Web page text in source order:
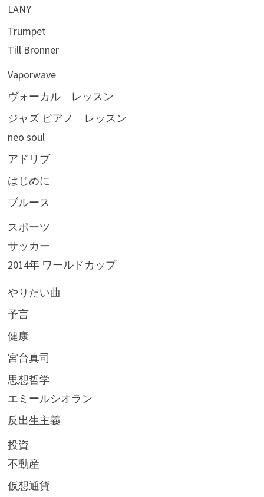
LANY
Trumpet
Till Bronner
Vaporwave
ヴォーカル レッスン
ジャズ ピアノ レッスン
neo soul
アドリブ
はじめに
ブルース
スポーツ
サッカー
2014年 ワールドカップ
やりたい曲
予言
健康
宮台真司
思想哲学
エミールシオラン
反出生主義
投資
不動産
仮想通貨